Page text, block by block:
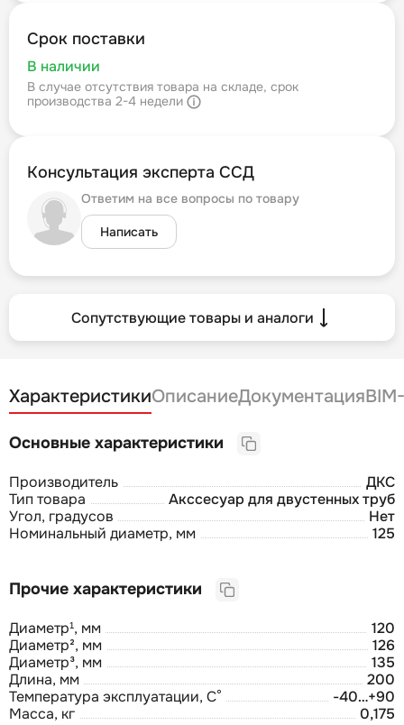
Срок поставки
В наличии
В случае отсутствия товара на складе, срок
производства 2-4 недели
Консультация эксперта ССД
Ответим на все вопросы по товару
Написать
Сопутствующие товары и аналоги
ХарактеристикиОписаниеДокументация
Основные характеристики
Производитель
ДКС
Тип товара
Акссесуар для двустенных труб
Угол, градусов
Нет
Номинальный диаметр, мм
125
Прочие характеристики
Диаметр¹, мм
120
Диаметр², мм
126
Диаметр³, мм
135
Длина, мм
200
Температура эксплуатации, С°
-40…+90
Масса, кг
0,175